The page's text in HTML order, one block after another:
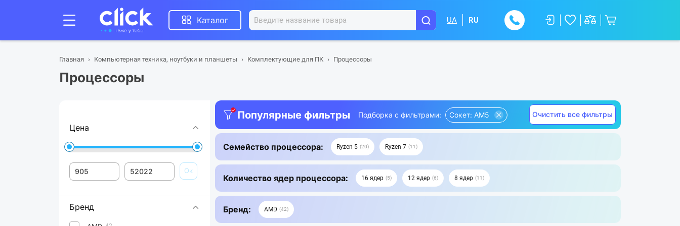
Каталог UA RU
Главная Компьютерная техника, ноутбуки и планшеты Комплектующие для ПК Процессоры
Процессоры
Цена
Ок
Бренд
Популярные фильтры Подборка с фильтрами: Сокет: AM5 Очистить все фильтры
Семейство процессора: Ryzen 5 20 Ryzen 7 11
Количество ядер процессора: 16 ядер 5 12 ядер 6 8 ядер 11
Бренд: AMD 42